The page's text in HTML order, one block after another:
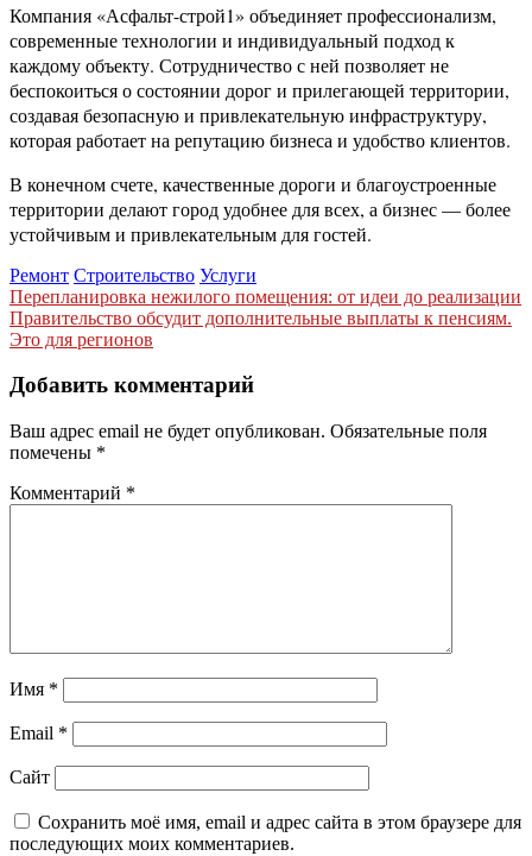
Компания «Асфальт-строй1» объединяет профессионализм,
современные технологии и индивидуальный подход к
каждому объекту. Сотрудничество с ней позволяет не
беспокоиться о состоянии дорог и прилегающей территории,
создавая безопасную и привлекательную инфраструктуру,
которая работает на репутацию бизнеса и удобство клиентов.
В конечном счете, качественные дороги и благоустроенные
территории делают город удобнее для всех, а бизнес — более
устойчивым и привлекательным для гостей.
Ремонт Строительство Услуги
Навигация
по
Перепланировка нежилого помещения: от идеи до реализации
Правительство обсудит дополнительные выплаты к пенсиям.
Это для регионов
Добавить комментарий
Ваш адрес email не будет опубликован. Обязательные поля
помечены *
Комментарий *
Имя *
Email *
Сайт
Сохранить моё имя, email и адрес сайта в этом браузере для
последующих моих комментариев.